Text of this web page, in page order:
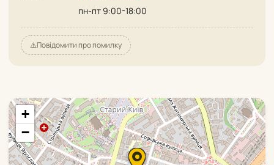
пн-пт 9:00-18:00
⚠️Повідомити про помилку
+
−